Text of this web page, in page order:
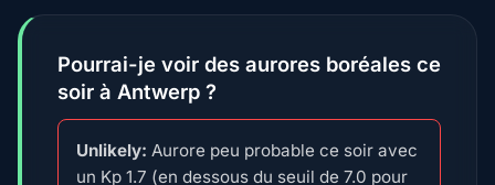
Pourrai-je voir des aurores boréales ce
soir à Antwerp ?
Unlikely: Aurore peu probable ce soir avec
un Kp 1.7 (en dessous du seuil de 7.0 pour